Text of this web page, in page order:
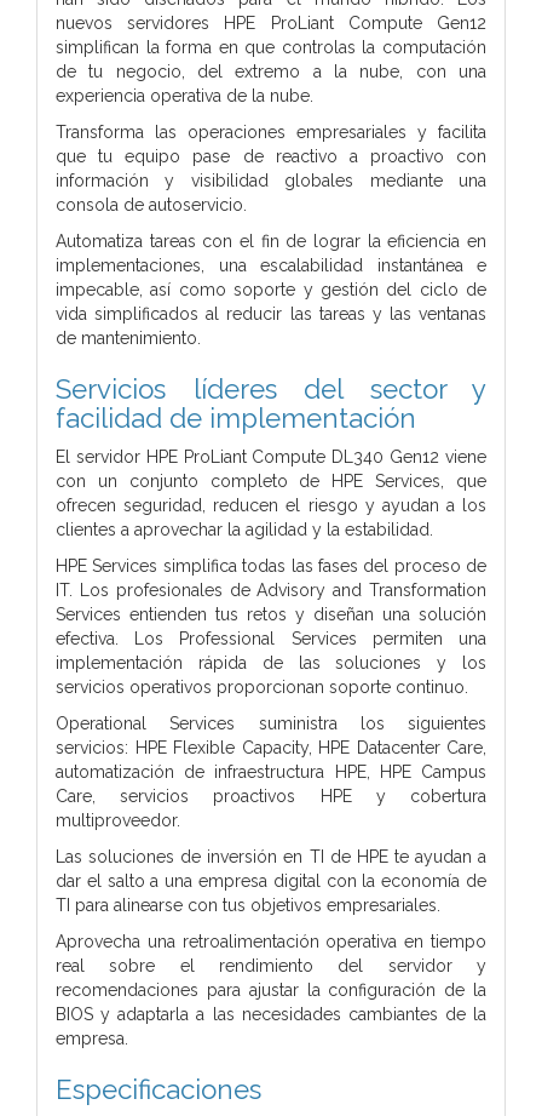
nuevos servidores HPE ProLiant Compute Gen12
simplifican la forma en que controlas la computación
de tu negocio, del extremo a la nube, con una
experiencia operativa de la nube.
Transforma las operaciones empresariales y facilita
que tu equipo pase de reactivo a proactivo con
información y visibilidad globales mediante una
consola de autoservicio.
Automatiza tareas con el fin de lograr la eficiencia en
implementaciones, una escalabilidad instantánea e
impecable, así como soporte y gestión del ciclo de
vida simplificados al reducir las tareas y las ventanas
de mantenimiento.
Servicios líderes del sector y
facilidad de implementación
El servidor HPE ProLiant Compute DL340 Gen12 viene
con un conjunto completo de HPE Services, que
ofrecen seguridad, reducen el riesgo y ayudan a los
clientes a aprovechar la agilidad y la estabilidad.
HPE Services simplifica todas las fases del proceso de
IT. Los profesionales de Advisory and Transformation
Services entienden tus retos y diseñan una solución
efectiva. Los Professional Services permiten una
implementación rápida de las soluciones y los
servicios operativos proporcionan soporte continuo.
Operational Services suministra los siguientes
servicios: HPE Flexible Capacity, HPE Datacenter Care,
automatización de infraestructura HPE, HPE Campus
Care, servicios proactivos HPE y cobertura
multiproveedor.
Las soluciones de inversión en TI de HPE te ayudan a
dar el salto a una empresa digital con la economía de
TI para alinearse con tus objetivos empresariales.
Aprovecha una retroalimentación operativa en tiempo
real sobre el rendimiento del servidor y
recomendaciones para ajustar la configuración de la
BIOS y adaptarla a las necesidades cambiantes de la
empresa.
Especificaciones